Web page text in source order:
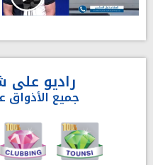
راديو على
جميع